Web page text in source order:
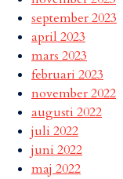
september 2023
april 2023
mars 2023
februari 2023
november 2022
augusti 2022
juli 2022
juni 2022
maj 2022